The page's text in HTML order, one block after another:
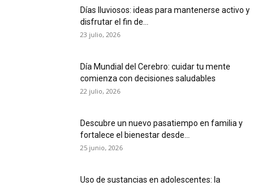
Días lluviosos: ideas para mantenerse activo y
disfrutar el fin de...
23 julio, 2026
Día Mundial del Cerebro: cuidar tu mente
comienza con decisiones saludables
22 julio, 2026
Descubre un nuevo pasatiempo en familia y
fortalece el bienestar desde...
25 junio, 2026
Uso de sustancias en adolescentes: la